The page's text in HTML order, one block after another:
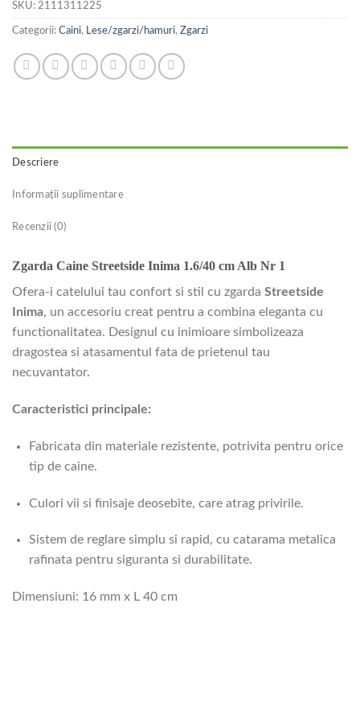
SKU: 2111311225
Categorii: Caini, Lese/zgarzi/hamuri, Zgarzi
Descriere
Informații suplimentare
Recenzii (0)
Zgarda Caine Streetside Inima 1.6/40 cm Alb Nr 1
Ofera-i catelului tau confort si stil cu zgarda Streetside
Inima, un accesoriu creat pentru a combina eleganta cu
functionalitatea. Designul cu inimioare simbolizeaza
dragostea si atasamentul fata de prietenul tau
necuvantator.
Caracteristici principale:
Fabricata din materiale rezistente, potrivita pentru orice
tip de caine.
Culori vii si finisaje deosebite, care atrag privirile.
Sistem de reglare simplu si rapid, cu catarama metalica
rafinata pentru siguranta si durabilitate.
Dimensiuni: 16 mm x L 40 cm